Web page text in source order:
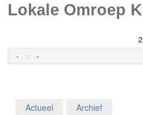
Lokale Omroep
- -
Actueel Archief